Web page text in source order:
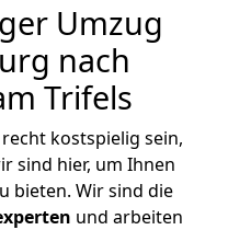
Umzug
nach
Trifels
kostspielig sein,
sind hier, um Ihnen
bieten. Wir sind die
und arbeiten